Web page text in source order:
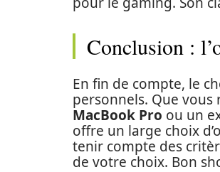
Conclusion :
En fin de compte, le
personnels. Que vous
MacBook Pro ou un
offre un large choix
tenir compte des
de votre choix. Bon